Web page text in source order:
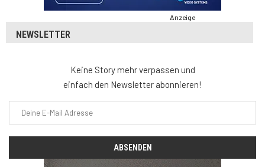
Anzeige
NEWSLETTER
Keine Story mehr verpassen und
einfach den Newsletter abonnieren!